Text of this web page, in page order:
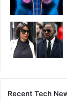
Recent Tech